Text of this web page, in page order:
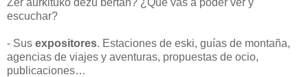
escuchar?
- Sus expositores. Estaciones de eski, guías de montaña,
agencias de viajes y aventuras, propuestas de ocio,
publicaciones…